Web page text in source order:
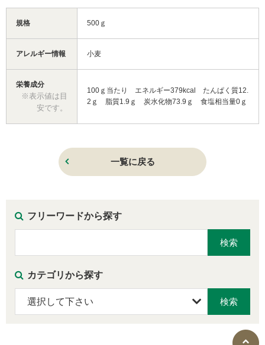
規格 500ｇ
アレルギー情報 小麦
栄養成分
※表示値は目
安です。
100ｇ当たり エネルギー379kcal たんぱく質12.
2ｇ 脂質1.9ｇ 炭水化物73.9ｇ 食塩相当量0ｇ
一覧に戻る
フリーワードから探す
カテゴリから探す